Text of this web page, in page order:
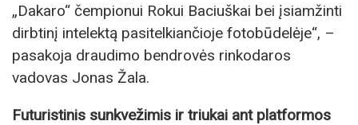
„Dakaro“ čempionui Rokui Baciuškai bei įsiamžinti
dirbtinį intelektą pasitelkiančioje fotobūdelėje“, –
pasakoja draudimo bendrovės rinkodaros
vadovas Jonas Žala.
Futuristinis sunkvežimis ir triukai ant platformos